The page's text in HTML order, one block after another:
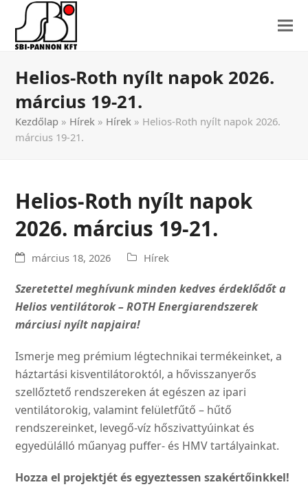
Helios-Roth nyílt napok 2026.
március 19-21.
Kezdőlap » Hírek » Hírek » Helios-Roth nyílt napok 2026.
március 19-21.
Helios-Roth nyílt napok
2026. március 19-21.
március 18, 2026 Hírek
Szeretettel meghívunk minden kedves érdeklődőt a
Helios ventilátorok – ROTH Energiarendszerek
márciusi nyílt napjaira!
Ismerje meg prémium légtechnikai termékeinket, a
háztartási kisventilátoroktól, a hővisszanyerős
szellőztető rendszereken át egészen az ipari
ventilátorokig, valamint felületfűtő – hűtő
rendszereinket, levegő-víz hőszivattyúinkat és
egyedülálló műanyag puffer- és HMV tartályainkat.
Hozza el projektjét és egyeztessen szakértőinkkel!